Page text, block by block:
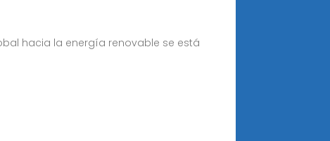
hacia la energía renovable se está